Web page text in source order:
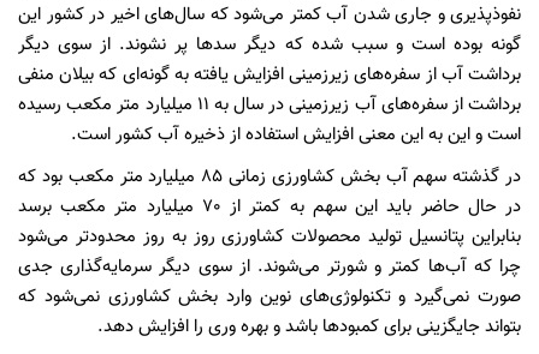
نفوذپذیری و جاری شدن آب کمتر می‌شود که سال‌های اخیر در کشور این
گونه بوده است و سبب شده که دیگر سدها پر نشوند. از سوی دیگر
برداشت آب از سفره‌های زیرزمینی افزایش یافته به گونه‌ای که بیلان منفی
برداشت از سفره‌های آب زیرزمینی در سال به 11 میلیارد متر مکعب رسیده
است و این به این معنی افزایش استفاده از ذخیره آب کشور است.
در گذشته سهم آب بخش کشاورزی زمانی 85 میلیارد متر مکعب بود که
در حال حاضر باید این سهم به کمتر از 70 میلیارد متر مکعب برسد
بنابراین پتانسیل تولید محصولات کشاورزی روز به روز محدودتر می‌شود
چرا که آب‌ها کمتر و شورتر می‌شوند. از سوی دیگر سرمایه‌گذاری جدی
صورت نمی‌گیرد و تکنولوژی‌های نوین وارد بخش کشاورزی نمی‌شود که
بتواند جایگزینی برای کمبودها باشد و بهره وری را افزایش دهد.